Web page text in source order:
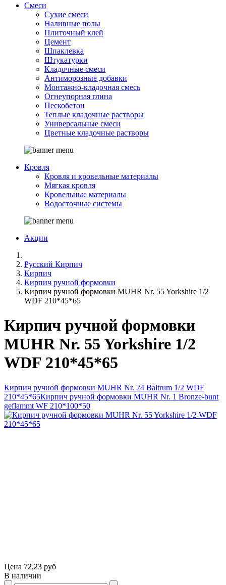
Смеси
Сухие смеси
Наливные полы
Плиточный клей
Цемент
Шпаклевка
Штукатурки
Кладочные смеси
Антиморозные добавки
Монтажно-кладочная смесь
Огнеупорная глина
Пескобетон
Теплые кладочные растворы
Универсальные смеси
Цветные кладочные растворы
Кровля
Кровля и кровельные материалы
Мягкая кровля
Кровельные материалы
Водосточные системы
Акции
Русский Кирпич
Кирпич
Кирпич ручной формовки
Кирпич ручной формовки MUHR Nr. 55 Yorkshire 1/2
WDF 210*45*65
Кирпич ручной формовки
MUHR Nr. 55 Yorkshire 1/2
WDF 210*45*65
Кирпич ручной формовки MUHR Nr. 24 Baltrum 1/2 WDF
210*45*65Кирпич ручной формовки MUHR Nr. 1 Bronze-bunt
geflammt WF 210*100*50
Цена 72,23 руб
В наличии